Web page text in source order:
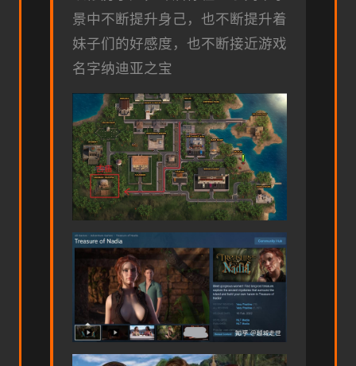
景中不断提升身己，也不断提升着
妹子们的好感度，也不断接近游戏
名字纳迪亚之宝